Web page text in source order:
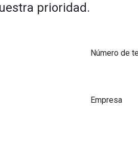
prioridad.
Número de
Empresa